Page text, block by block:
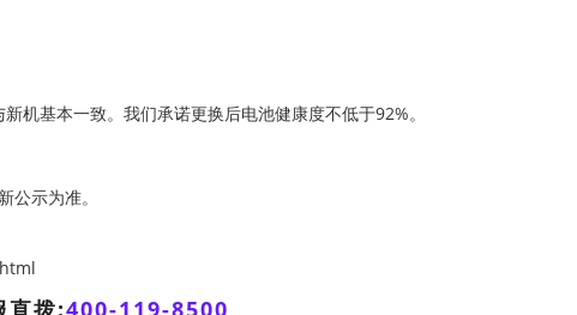
机基本一致。我们承诺更换后电池健康度不低于92%。
示为准。
直拨:400-119-8500